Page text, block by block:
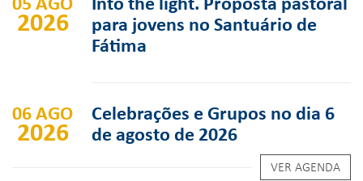
2026
para jovens no Santuário de
Fátima
06 AGO
2026
Celebrações e Grupos no dia 6
de agosto de 2026
VER AGENDA